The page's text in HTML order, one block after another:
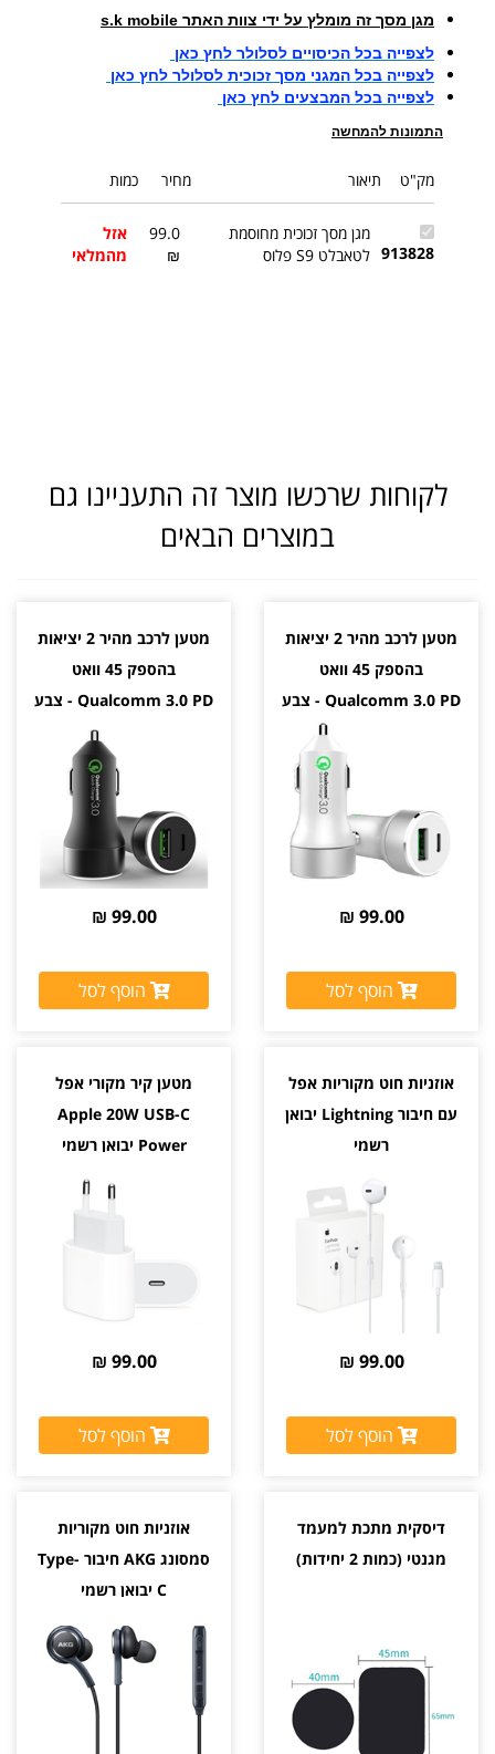
מגן מסך זה מומלץ על ידי צוות האתר s.k mobile
לצפייה בכל הכיסויים לסלולר לחץ כאן
לצפייה בכל המגני מסך זכוכית לסלולר לחץ כאן
לצפייה בכל המבצעים לחץ כאן
התמונות להמחשה
מק"ט תיאור מחיר כמות
913828
מגן מסך זכוכית מחוסמת
לטאבלט S9 פלוס
99.0
₪
אזל
מהמלאי
לקוחות שרכשו מוצר זה התעניינו גם
במוצרים הבאים
מטען לרכב מהיר 2 יציאות
בהספק 45 וואט
Qualcomm 3.0 PD - צבע
99.00 ₪
הוסף לסל
מטען לרכב מהיר 2 יציאות
בהספק 45 וואט
Qualcomm 3.0 PD - צבע
99.00 ₪
הוסף לסל
אוזניות חוט מקוריות אפל
עם חיבור Lightning יבואן
רשמי
99.00 ₪
הוסף לסל
מטען קיר מקורי אפל
Apple 20W USB-C
Power יבואן רשמי
99.00 ₪
הוסף לסל
דיסקית מתכת למעמד
מגנטי (כמות 2 יחידות)
אוזניות חוט מקוריות
סמסונג AKG חיבור Type-
C יבואן רשמי